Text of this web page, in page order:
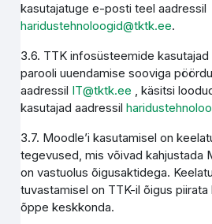
kasutajatuge e-posti teel aadressil
haridustehnoloogid@tktk.ee.
3.6. TTK infosüsteemide kasutajad
parooli uuendamise sooviga
aadressil IT@tktk.ee , käsitsi
kasutajad aadressil
3.7. Moodle’i kasutamisel on
tegevused, mis võivad kahjustada
on vastuolus õigusaktidega.
tuvastamisel on TTK-il õigus
õppe keskkonda.